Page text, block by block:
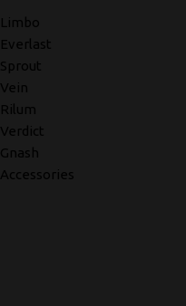
Limbo
Everlast
Sprout
Vein
Rilum
Verdict
Gnash
Accessories